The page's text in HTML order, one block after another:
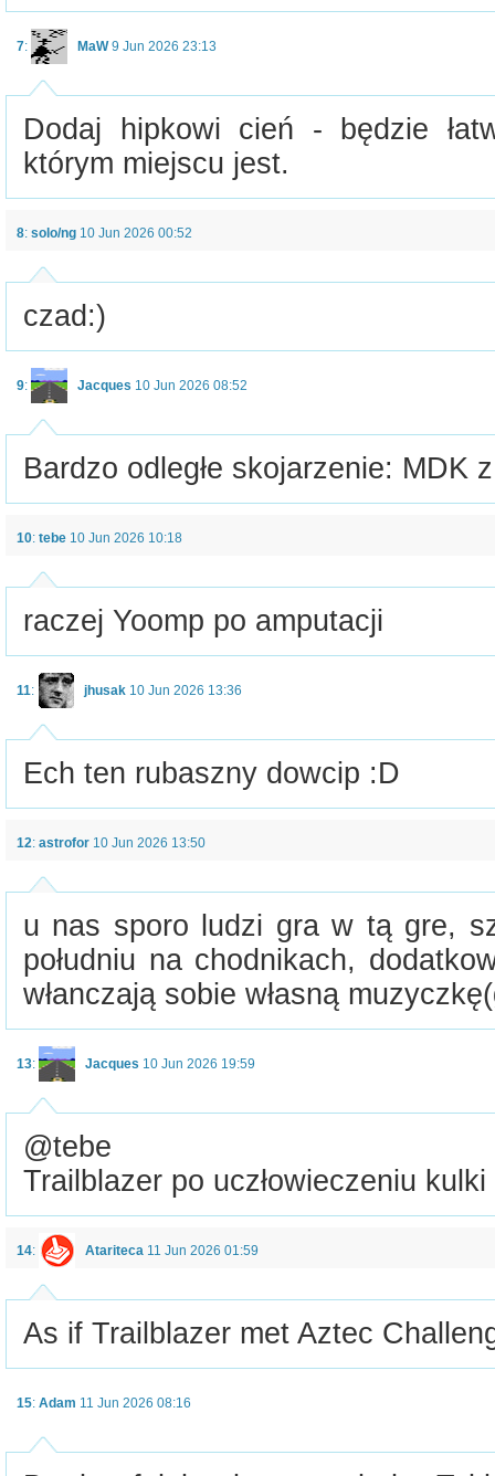
7: MaW 9 Jun 2026 23:13
Dodaj hipkowi cień - będzie
którym miejscu jest.
8: solo/ng 10 Jun 2026 00:52
czad:)
9: Jacques 10 Jun 2026 08:52
Bardzo odległe skojarzenie: MDK
10: tebe 10 Jun 2026 10:18
raczej Yoomp po amputacji
11: jhusak 10 Jun 2026 13:36
Ech ten rubaszny dowcip :D
12: astrofor 10 Jun 2026 13:50
u nas sporo ludzi gra w tą gre,
południu na chodnikach,
włanczają sobie własną
13: Jacques 10 Jun 2026 19:59
@tebe
Trailblazer po uczłowieczeniu kulki
14: Atariteca 11 Jun 2026 01:59
As if Trailblazer met Aztec
15: Adam 11 Jun 2026 08:16